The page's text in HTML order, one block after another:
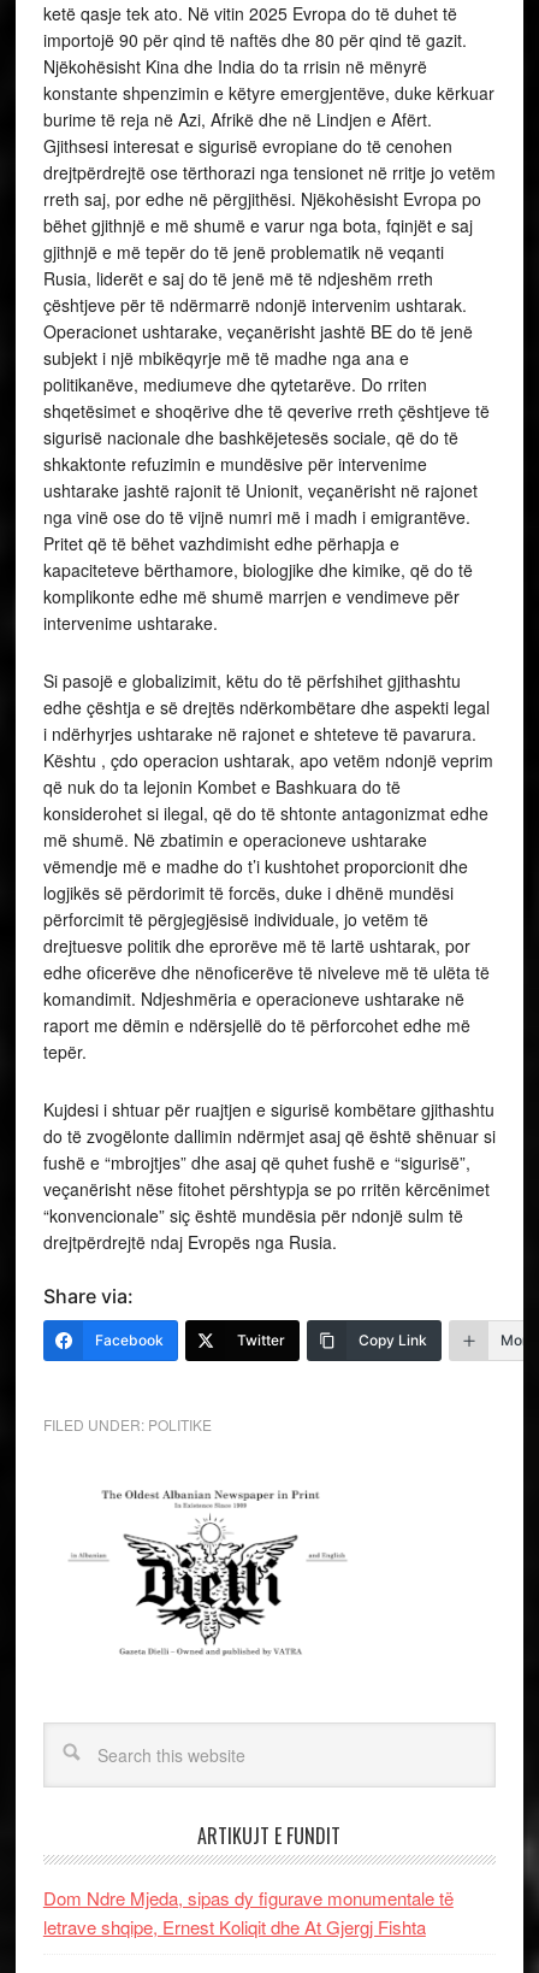
ketë qasje tek ato. Në vitin 2025 Evropa do të duhet të
importojë 90 për qind të naftës dhe 80 për qind të gazit.
Njëkohësisht Kina dhe India do ta rrisin në mënyrë
konstante shpenzimin e këtyre emergjentëve, duke kërkuar
burime të reja në Azi, Afrikë dhe në Lindjen e Afërt.
Gjithsesi interesat e sigurisë evropiane do të cenohen
drejtpërdrejtë ose tërthorazi nga tensionet në rritje jo vetëm
rreth saj, por edhe në përgjithësi. Njëkohësisht Evropa po
bëhet gjithnjë e më shumë e varur nga bota, fqinjët e saj
gjithnjë e më tepër do të jenë problematik në veqanti
Rusia, liderët e saj do të jenë më të ndjeshëm rreth
çështjeve për të ndërmarrë ndonjë intervenim ushtarak.
Operacionet ushtarake, veçanërisht jashtë BE do të jenë
subjekt i një mbikëqyrje më të madhe nga ana e
politikanëve, mediumeve dhe qytetarëve. Do rriten
shqetësimet e shoqërive dhe të qeverive rreth çështjeve të
sigurisë nacionale dhe bashkëjetesës sociale, që do të
shkaktonte refuzimin e mundësive për intervenime
ushtarake jashtë rajonit të Unionit, veçanërisht në rajonet
nga vinë ose do të vijnë numri më i madh i emigrantëve.
Pritet që të bëhet vazhdimisht edhe përhapja e
kapaciteteve bërthamore, biologjike dhe kimike, që do të
komplikonte edhe më shumë marrjen e vendimeve për
intervenime ushtarake.
Si pasojë e globalizimit, këtu do të përfshihet gjithashtu
edhe çështja e së drejtës ndërkombëtare dhe aspekti legal
i ndërhyrjes ushtarake në rajonet e shteteve të pavarura.
Kështu , çdo operacion ushtarak, apo vetëm ndonjë veprim
që nuk do ta lejonin Kombet e Bashkuara do të
konsiderohet si ilegal, që do të shtonte antagonizmat edhe
më shumë. Në zbatimin e operacioneve ushtarake
vëmendje më e madhe do t’i kushtohet proporcionit dhe
logjikës së përdorimit të forcës, duke i dhënë mundësi
përforcimit të përgjegjësisë individuale, jo vetëm të
drejtuesve politik dhe eprorëve më të lartë ushtarak, por
edhe oficerëve dhe nënoficerëve të niveleve më të ulëta të
komandimit. Ndjeshmëria e operacioneve ushtarake në
raport me dëmin e ndërsjellë do të përforcohet edhe më
tepër.
Kujdesi i shtuar për ruajtjen e sigurisë kombëtare gjithashtu
do të zvogëlonte dallimin ndërmjet asaj që është shënuar si
fushë e “mbrojtjes” dhe asaj që quhet fushë e “sigurisë”,
veçanërisht nëse fitohet përshtypja se po rritën kërcënimet
“konvencionale” siç është mundësia për ndonjë sulm të
drejtpërdrejtë ndaj Evropës nga Rusia.
Share via:
Facebook Twitter Copy Link More
FILED UNDER: POLITIKE
ARTIKUJT E FUNDIT
Dom Ndre Mjeda, sipas dy figurave monumentale të
letrave shqipe, Ernest Koliqit dhe At Gjergj Fishta